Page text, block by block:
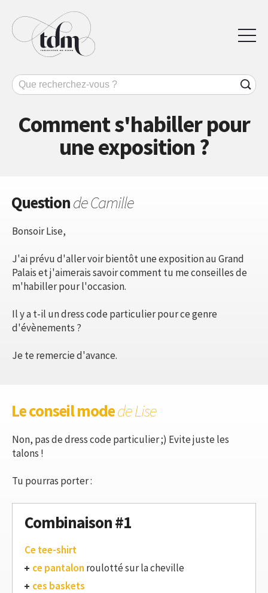
Comment s'habiller pour
une exposition ?
Questionde Camille
Bonsoir Lise,
J'ai prévu d'aller voir bientôt une exposition au Grand
Palais et j'aimerais savoir comment tu me conseilles de
m'habiller pour l'occasion.
Il y a t-il un dress code particulier pour ce genre
d'évènements ?
Je te remercie d'avance.
Le conseil modede Lise
Non, pas de dress code particulier ;) Evite juste les
talons !
Tu pourras porter :
Combinaison #1
Ce tee-shirt
ce pantalon roulotté sur la cheville
ces baskets